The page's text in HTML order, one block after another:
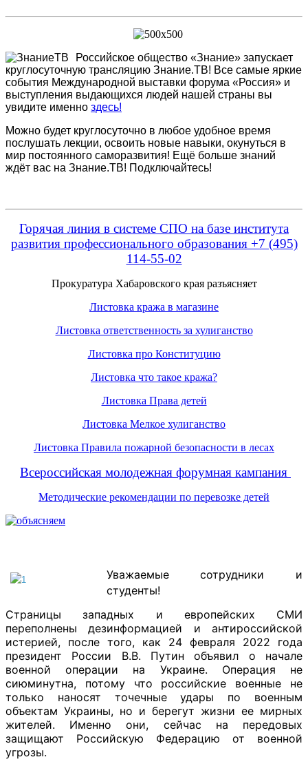
Российское общество «Знание» запускает
круглосуточную трансляцию Знание.ТВ! Все самые яркие
события Международной выставки форума «Россия» и
выступления выдающихся людей нашей страны вы
увидите именно здесь!
Можно будет круглосуточно в любое удобное время
послушать лекции, освоить новые навыки, окунуться в
мир постоянного саморазвития! Ещё больше знаний
ждёт вас на Знание.ТВ! Подключайтесь!
Горячая линия в системе СПО на базе института
развития профессионального образования +7 (495)
114-55-02
Прокуратура Хабаровского края разъясняет
Листовка кража в магазине
Листовка ответственность за хулиганство
Листовка про Конституцию
Листовка что такое кража?
Листовка Права детей
Листовка Мелкое хулиганство
Листовка Правила пожарной безопасности в лесах
Всероссийская молодежная форумная кампания
Методические рекомендации по перевозке детей
Уважаемые сотрудники и
студенты!
Страницы западных и европейских СМИ
переполнены дезинформацией и антироссийской
истерией, после того, как 24 февраля 2022 года
президент России В.В. Путин объявил о начале
военной операции на Украине. Операция не
сиюминутна, потому что российские военные не
только наносят точечные удары по военным
объектам Украины, но и берегут жизни ее мирных
жителей. Именно они, сейчас на передовых
защищают Российскую Федерацию от военной
угрозы.